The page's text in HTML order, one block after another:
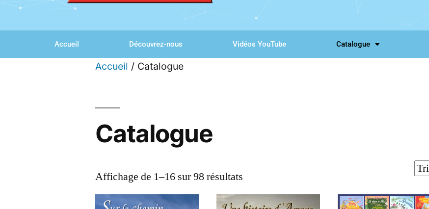
Accueil Découvrez-nous Vidéos YouTube Catalogue
Accueil / Catalogue
Catalogue
Affichage de 1–16 sur 98 résultats